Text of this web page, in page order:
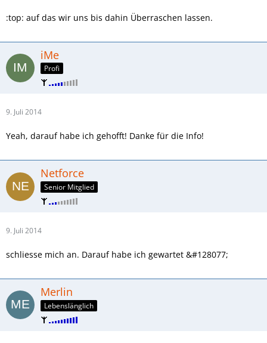
:top: auf das wir uns bis dahin Überraschen lassen.
iMe
Profi
9. Juli 2014
Yeah, darauf habe ich gehofft! Danke für die Info!
Netforce
Senior Mitglied
9. Juli 2014
schliesse mich an. Darauf habe ich gewartet &#128077;
Merlin
Lebenslänglich